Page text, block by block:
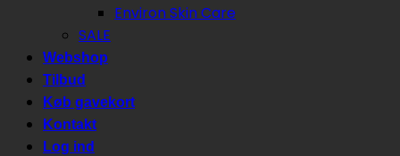
Environ Skin Care
SALE
Webshop
Tilbud
Køb gavekort
Kontakt
Log ind